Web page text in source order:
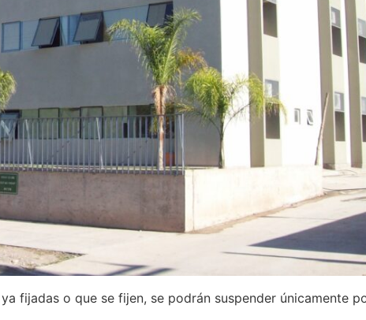
fijadas o que se fijen, se podrán suspender únicamente